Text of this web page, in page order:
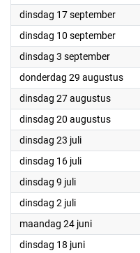
dinsdag 17 september2024
dinsdag 10 september2024
dinsdag 3 september2024
donderdag 29 augustus2024
dinsdag 27 augustus2024
dinsdag 20 augustus2024
dinsdag 23 juli2024
dinsdag 16 juli2024
dinsdag 9 juli2024
dinsdag 2 juli2024
maandag 24 juni2024
dinsdag 18 juni2024